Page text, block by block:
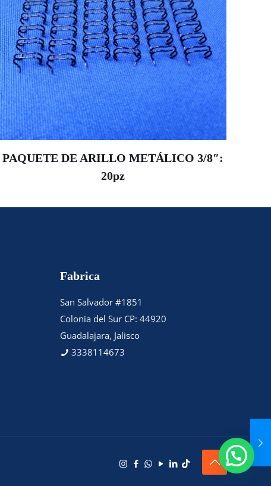
PAQUETE DE ARILLO METÁLICO 3/8″:
20pz
Fabrica
San Salvador #1851
Colonia del Sur CP: 44920
Guadalajara, Jalisco
3338114673